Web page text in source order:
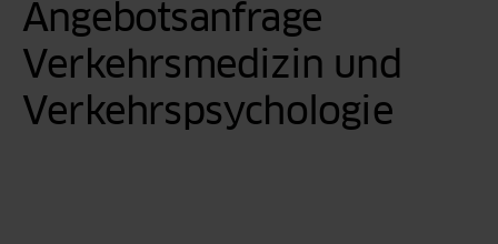
Arbeitsmedizin nach ASiG
Arbeitssicherheit nach ASiG
Angebotsanfrage
Verkehrsmedizin und
Verkehrspsychologie